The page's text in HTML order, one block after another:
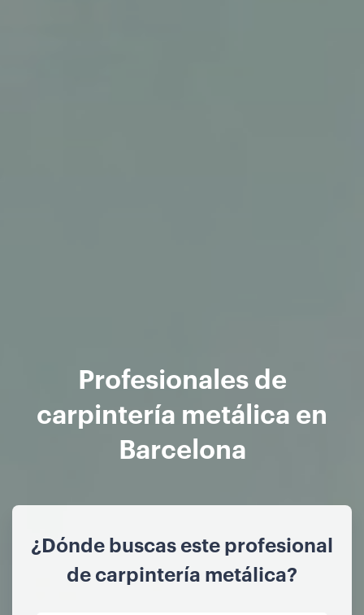
Profesionales de
carpintería metálica en
Barcelona
¿Dónde buscas este profesional
de carpintería metálica?